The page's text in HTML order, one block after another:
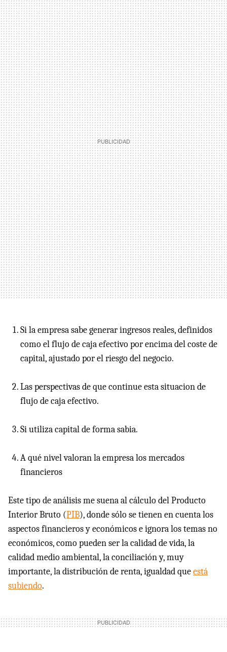
Si la empresa sabe generar ingresos reales, definidos
como el flujo de caja efectivo por encima del coste de
capital, ajustado por el riesgo del negocio.
Las perspectivas de que continue esta situacion de
flujo de caja efectivo.
Si utiliza capital de forma sabia.
A qué nivel valoran la empresa los mercados
financieros
Este tipo de análisis me suena al cálculo del Producto
Interior Bruto (PIB), donde sólo se tienen en cuenta los
aspectos financieros y económicos e ignora los temas no
económicos, como pueden ser la calidad de vida, la
calidad medio ambiental, la conciliación y, muy
importante, la distribución de renta, igualdad queestá
subiendo.